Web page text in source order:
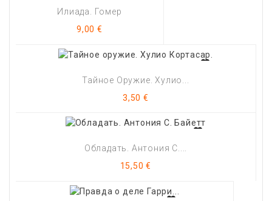
Илиада. Гомер
Цена
9,00 €
Тайное Оружие. Хулио...
Цена
3,50 €
Обладать. Антония С....
Цена
15,50 €